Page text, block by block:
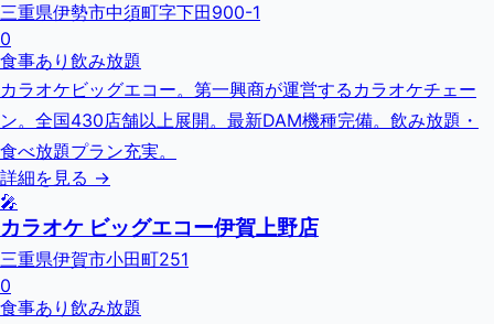
三重県伊勢市中須町字下田900-1
0
食事あり 飲み放題
カラオケビッグエコー。第一興商が運営するカラオケチェー
ン。全国430店舗以上展開。最新DAM機種完備。飲み放題・
食べ放題プラン充実。
詳細を見る →
🎤
カラオケ ビッグエコー伊賀上野店
三重県伊賀市小田町251
0
食事あり 飲み放題